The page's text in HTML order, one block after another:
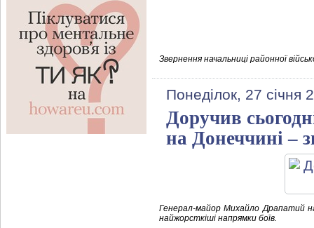
Звернення начальниці районної
Понеділок, 27 січня
Доручив
на Донеччині –
Генерал-майор Михайло Драпатий
найжорсткіші напрямки боїв.